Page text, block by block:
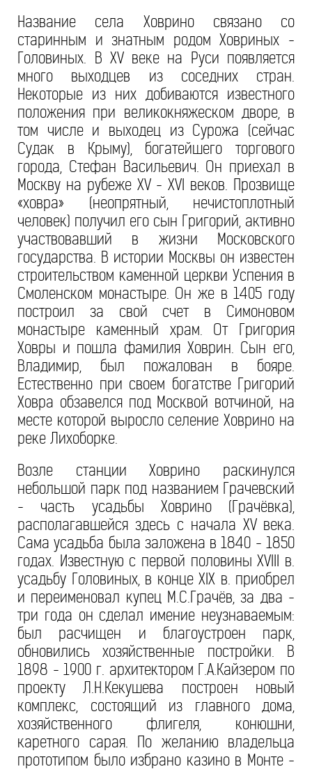
Название села Ховрино связано со
старинным и знатным родом Ховриных -
Головиных. В XV веке на Руси появляется
много выходцев из соседних стран.
Некоторые из них добиваются известного
положения при великокняжеском дворе, в
том числе и выходец из Сурожа (сейчас
Судак в Крыму), богатейшего торгового
города, Стефан Васильевич. Он приехал в
Москву на рубеже XV - XVI веков. Прозвище
«ховра» (неопрятный, нечистоплотный
человек) получил его сын Григорий, активно
участвовавший в жизни Московского
государства. В истории Москвы он известен
строительством каменной церкви Успения в
Смоленском монастыре. Он же в 1405 году
построил за свой счет в Симоновом
монастыре каменный храм. От Григория
Ховры и пошла фамилия Ховрин. Сын его,
Владимир, был пожалован в бояре.
Естественно при своем богатстве Григорий
Ховра обзавелся под Москвой вотчиной, на
месте которой выросло селение Ховрино на
реке Лихоборке.
Возле станции Ховрино раскинулся
небольшой парк под названием Грачевский
- часть усадьбы Ховрино (Грачёвка),
располагавшейся здесь с начала XV века.
Сама усадьба была заложена в 1840 - 1850
годах. Известную с первой половины XVIII в.
усадьбу Головиных, в конце XIX в. приобрел
и переименовал купец М.С.Грачёв, за два -
три года он сделал имение неузнаваемым:
был расчищен и благоустроен парк,
обновились хозяйственные постройки. В
1898 - 1900 г. архитектором Г.А.Кайзером по
проекту Л.Н.Кекушева построен новый
комплекс, состоящий из главного дома,
хозяйственного флигеля, конюшни,
каретного сарая. По желанию владельца
прототипом было избрано казино в Монте -